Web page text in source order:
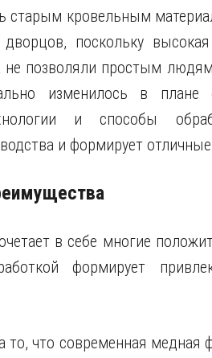
старым кровельным
поскольку
не позволяли простым
изменилось в плане
и способы
и формирует
в себе многие
формирует
то, что современная